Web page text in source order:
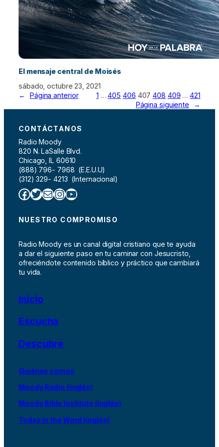
El mensaje central de Moisés
sábado, octubre 23, 2021
←
Página anterior 1 … 405 406 407 408 409 … 421
Página siguiente
→
CONTÁCTANOS
Radio Moody
820 N. LaSalle Blvd.
Chicago, IL 60610
(888) 796- 7968 (E.E.U.U)
(312) 329- 4213 (Internacional)
Facebook Twitter Correo electrónico InstagramYouTube
NUESTRO COMPROMISO
Radio Moody es un canal digital cristiano que te ayuda
a dar el siguiente paso en tu caminar con Jesucristo,
ofreciéndote contenido bíblico y práctico que cambiará
tu vida.
Inicio
Escucha
Descubre
Quiénes somos
Moody Radio (inglés)
Moody Bible Institute (inglés)
Today in the Word (inglés)